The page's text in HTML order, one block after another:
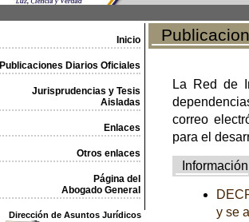
Inicio
Publicaciones Diarios Oficiales
Jurisprudencias y Tesis
Aisladas
Enlaces
Otros enlaces
Página del
Abogado General
Dirección de Asuntos Jurídicos
La Red de
correo
para el
Información
y se